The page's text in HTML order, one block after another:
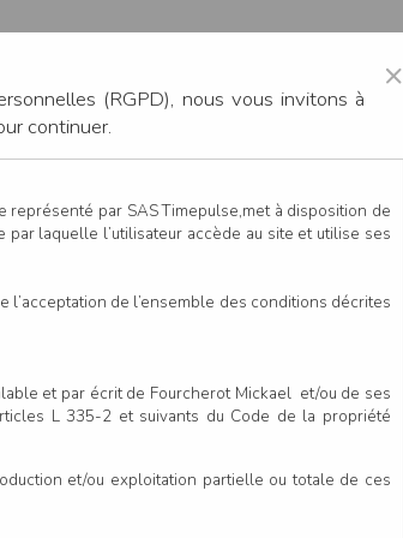
×
(RGPD), nous vous invitons à
continuer.
par SAS Timepulse,met à disposition de
laquelle l’utilisateur accède au site et utilise ses
l’acceptation de l’ensemble des conditions décrites
et par écrit de Fourcherot Mickael et/ou de ses
L 335-2 et suivants du Code de la propriété
et/ou exploitation partielle ou totale de ces